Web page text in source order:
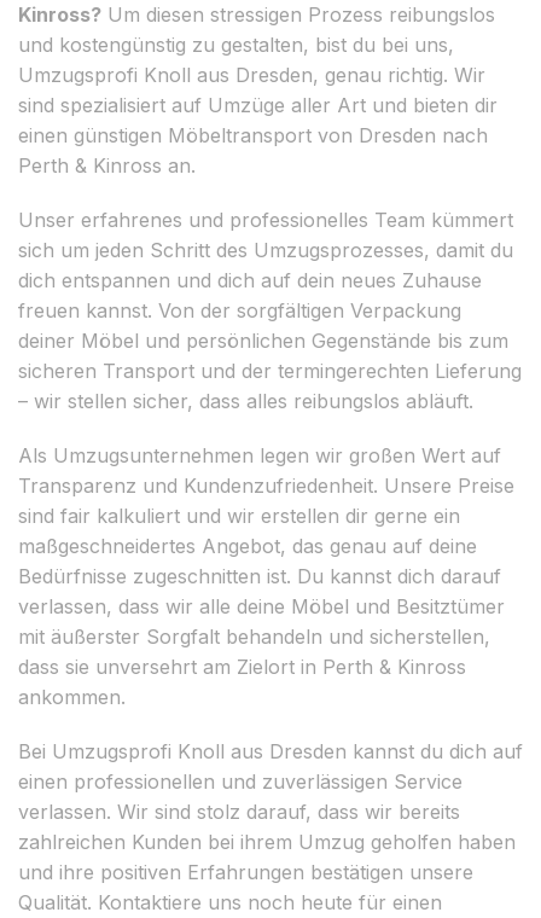
Kinross? Um diesen stressigen Prozess reibungslos
und kostengünstig zu gestalten, bist du bei uns,
Umzugsprofi Knoll aus Dresden, genau richtig. Wir
sind spezialisiert auf Umzüge aller Art und bieten dir
einen günstigen Möbeltransport von Dresden nach
Perth & Kinross an.
Unser erfahrenes und professionelles Team kümmert
sich um jeden Schritt des Umzugsprozesses, damit du
dich entspannen und dich auf dein neues Zuhause
freuen kannst. Von der sorgfältigen Verpackung
deiner Möbel und persönlichen Gegenstände bis zum
sicheren Transport und der termingerechten Lieferung
– wir stellen sicher, dass alles reibungslos abläuft.
Als Umzugsunternehmen legen wir großen Wert auf
Transparenz und Kundenzufriedenheit. Unsere Preise
sind fair kalkuliert und wir erstellen dir gerne ein
maßgeschneidertes Angebot, das genau auf deine
Bedürfnisse zugeschnitten ist. Du kannst dich darauf
verlassen, dass wir alle deine Möbel und Besitztümer
mit äußerster Sorgfalt behandeln und sicherstellen,
dass sie unversehrt am Zielort in Perth & Kinross
ankommen.
Bei Umzugsprofi Knoll aus Dresden kannst du dich auf
einen professionellen und zuverlässigen Service
verlassen. Wir sind stolz darauf, dass wir bereits
zahlreichen Kunden bei ihrem Umzug geholfen haben
und ihre positiven Erfahrungen bestätigen unsere
Qualität. Kontaktiere uns noch heute für einen